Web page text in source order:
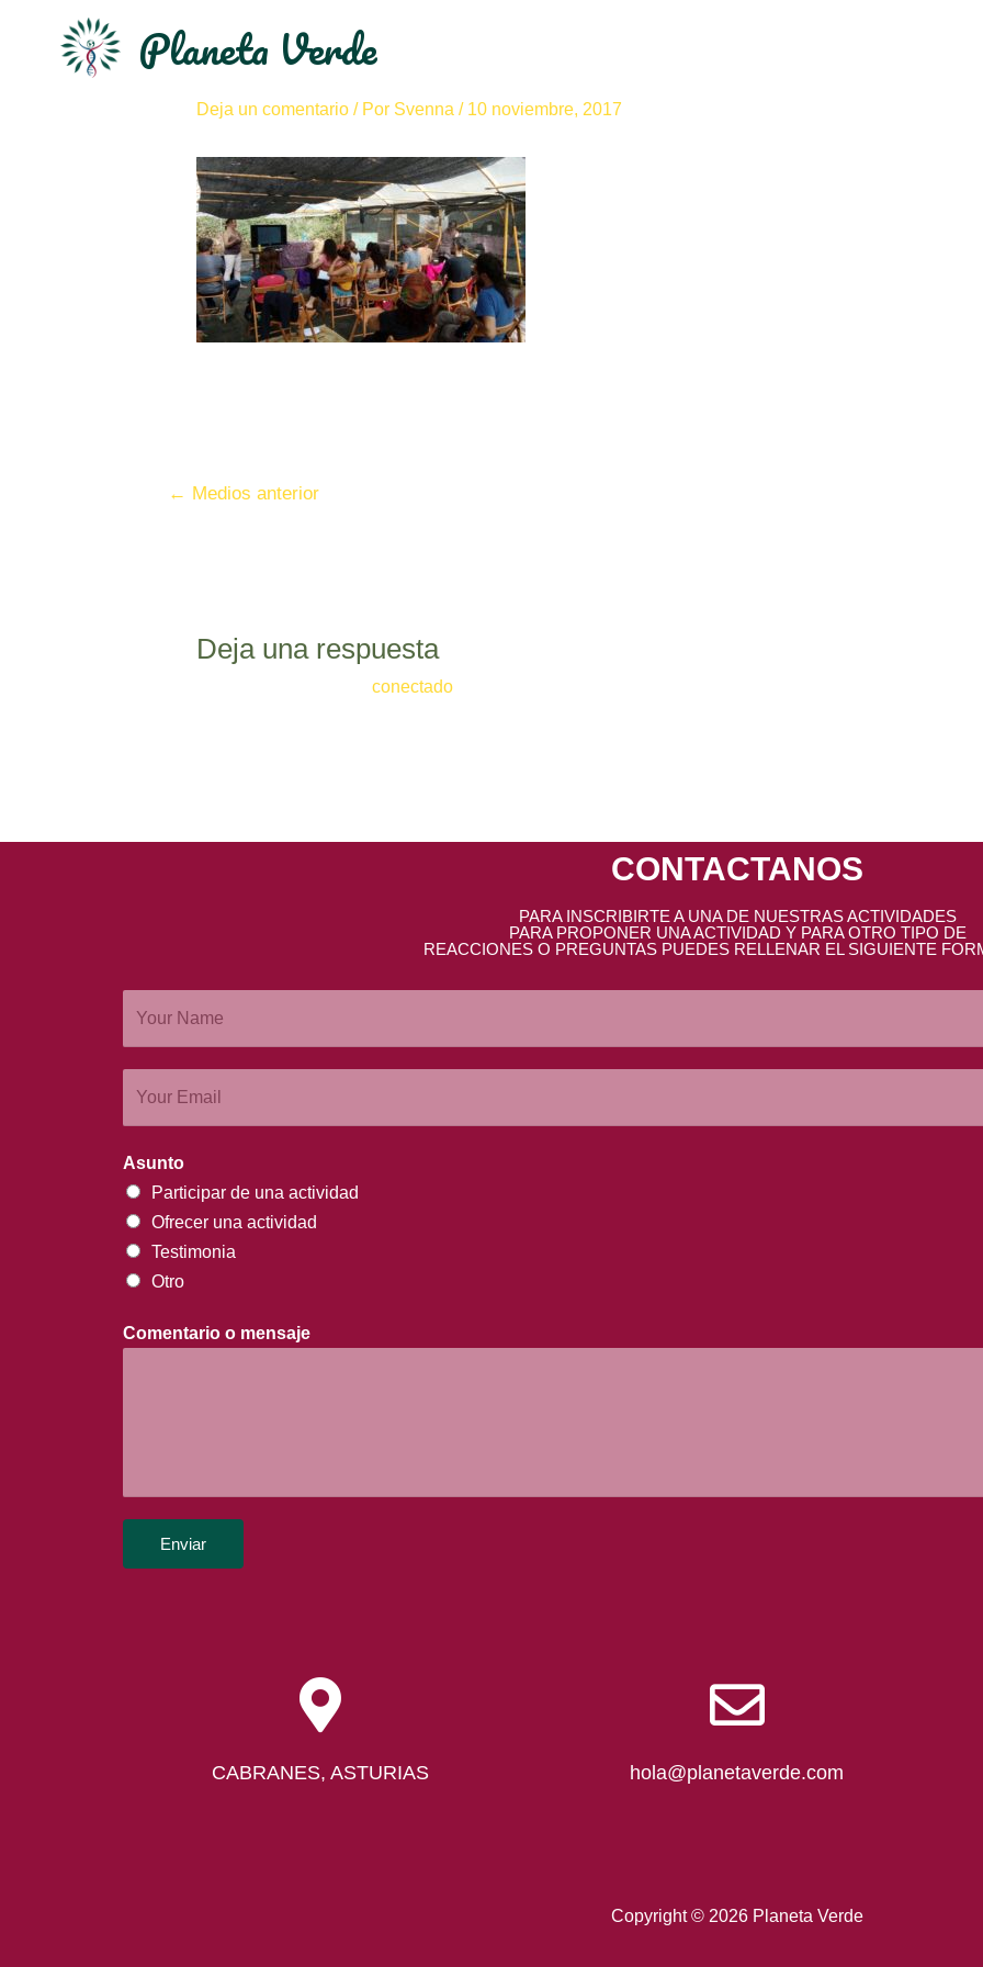
Planeta Verde
2017-10-16-PHOTO-00000818
Deja un comentario / Por Svenna / 10 noviembre, 2017
← Medios anterior
Deja una respuesta
conectadopara publicar un comentario.
CONTACTANOS
PARA INSCRIBIRTE A UNA DE NUESTRAS ACTIVIDADES
PARA PROPONER UNA ACTIVIDAD Y PARA OTRO TIPO DE
REACCIONES O PREGUNTAS PUEDES RELLENAR EL SIGUIENTE
Asunto
Participar de una actividad
Ofrecer una actividad
Testimonia
Otro
Comentario o mensaje
Enviar
CABRANES, ASTURIAS hola@planetaverde.com
Copyright © 2026 Planeta Verde